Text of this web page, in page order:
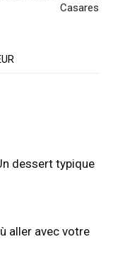
Casares
dessert typique
aller avec votre